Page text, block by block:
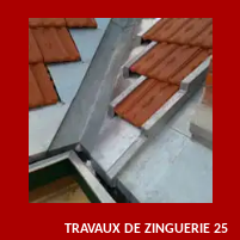
TRAVAUX DE ZINGUERIE 25